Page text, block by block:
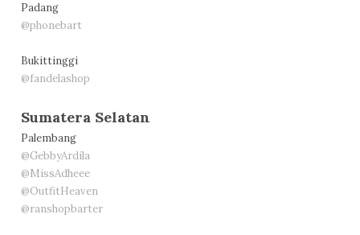
Padang
@phonebart
Bukittinggi
@fandelashop
Sumatera Selatan
Palembang
@GebbyArdila
@MissAdheee
@OutfitHeaven
@ranshopbarter